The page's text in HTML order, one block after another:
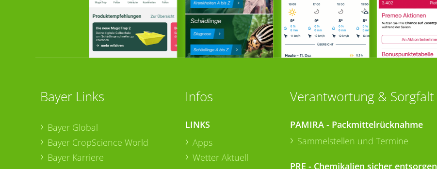
Bayer Links
Bayer Global
Bayer CropScience World
Bayer Karriere
Infos
LINKS
Apps
Wetter Aktuell
Verantwortung & Sorgfalt
PAMIRA - Packmittelrücknahme
Sammelstellen und Termine
PRE - Chemikalien sicher entsorgen